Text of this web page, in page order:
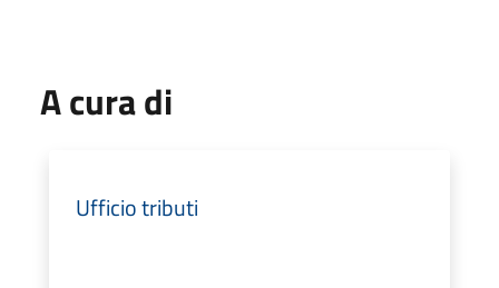
A cura di
Ufficio tributi